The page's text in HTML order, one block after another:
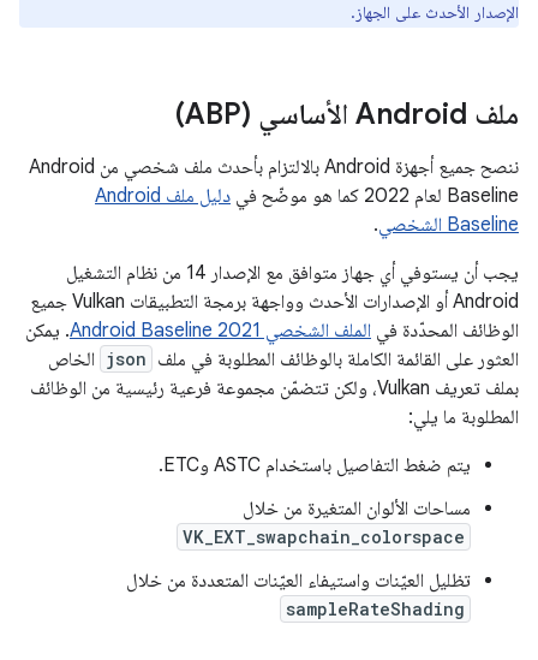
الإصدار الأحدث على الجهاز.
ملف Android الأساسي (ABP)
ننصح جميع أجهزة Android بالالتزام بأحدث ملف شخصي من Android
Baseline لعام 2022 كما هو موضّح في
دليل ملف Android
Baseline الشخصي
.
يجب أن يستوفي أي جهاز متوافق مع الإصدار 14 من نظام التشغيل
Android أو الإصدارات الأحدث وواجهة برمجة التطبيقات Vulkan جميع
الوظائف المحدّدة في الملف الشخصي Android Baseline 2021
. يمكن
العثور على القائمة الكاملة بالوظائف المطلوبة في ملف json الخاص
بملف تعريف Vulkan، ولكن تتضمّن مجموعة فرعية رئيسية من الوظائف
المطلوبة ما يلي:
يتم ضغط التفاصيل باستخدام ASTC وETC.
مساحات الألوان المتغيرة من خلال
VK_EXT_swapchain_colorspace
تظليل العيّنات واستيفاء العيّنات المتعددة من خلال
sampleRateShading